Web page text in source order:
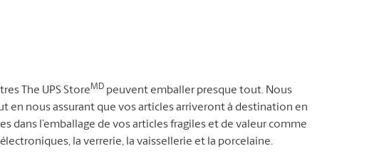
The UPS StoreMD peuvent emballer presque tout. Nous
en nous assurant que vos articles arriveront à destination en
dans l’emballage de vos articles fragiles et de valeur comme
la verrerie, la vaissellerie et la porcelaine.